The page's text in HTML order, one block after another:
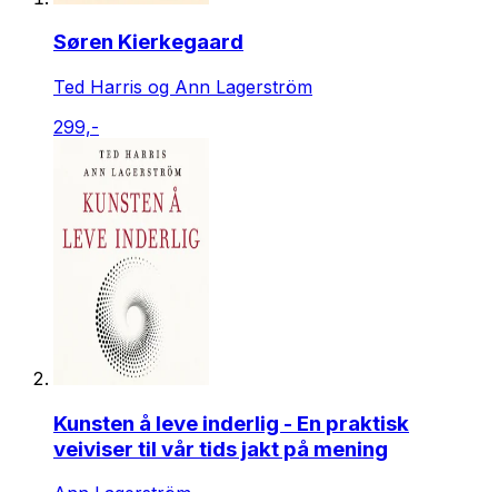
Søren Kierkegaard
Ted Harris og Ann Lagerström
299,-
Kunsten å leve inderlig - En praktisk
veiviser til vår tids jakt på mening